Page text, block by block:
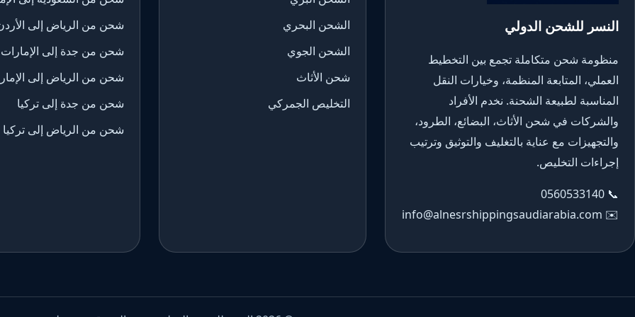
النسر للشحن الدولي
منظومة شحن متكاملة تجمع بين التخطيط
العملي، المتابعة المنظمة، وخيارات النقل
المناسبة لطبيعة الشحنة. نخدم الأفراد
والشركات في شحن الأثاث، البضائع، الطرود،
والتجهيزات مع عناية بالتغليف والتوثيق وترتيب
إجراءات التخليص.
📞
0560533140
✉️
info@alnesrshippingsaudiarabia.com
الشحن البحري
الشحن الجوي
شحن الأثاث
التخليص الجمركي
شحن من الرياض إلى
شحن من جدة إلى الإمارات
شحن من الرياض إلى
شحن من جدة إلى تركيا
شحن من الرياض إلى تركيا